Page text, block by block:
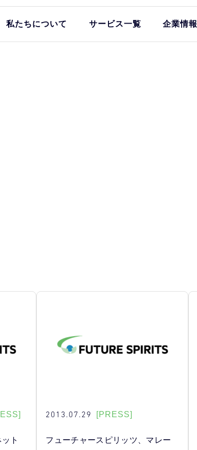
私たちについて サービス一覧 企業情報
ト
2013.07.29 [PRESS]
フューチャースピリッツ、マレー